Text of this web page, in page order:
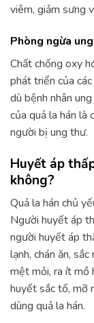
viêm, giảm sưng
Phòng ngừa
Chất chống oxy
phát triển của
dù bệnh nhân
của quả la hán là
người bị ung thư.
Huyết áp
không?
Quả la hán chủ
Người huyết áp
người huyết áp
lạnh, chán ăn,
mệt mỏi, ra ít mồ
huyết sắc tố, mỡ
dùng quả la hán.